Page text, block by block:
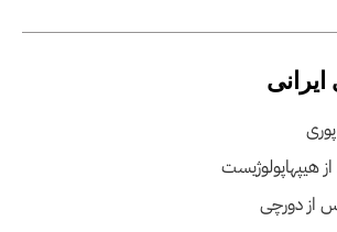
هیپهاپولوژیست
از دورچی